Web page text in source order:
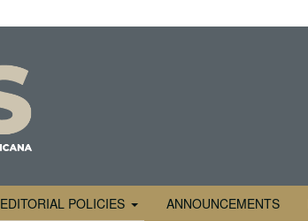
EDITORIAL POLICIES ANNOUNCEMENTS